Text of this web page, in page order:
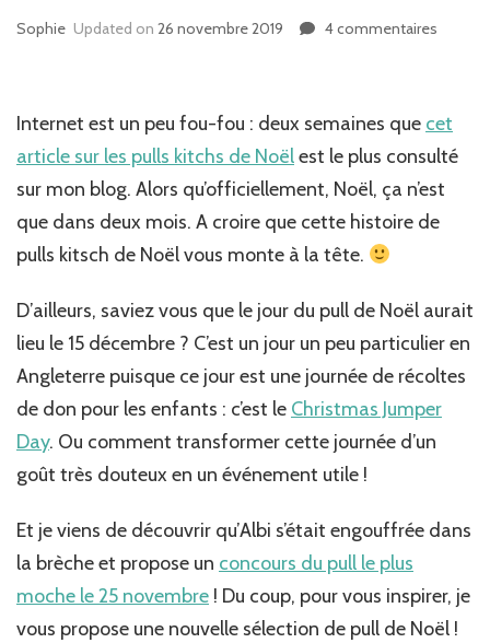
Sophie Updated on 26 novembre 2019 4 commentaires
moche
de
noël
:
bonnes
Internet est un peu fou-fou : deux semaines que cet
article sur les pulls kitchs de Noëlest le plus consulté
sur mon blog. Alors qu’officiellement, Noël, ça n’est
que dans deux mois. A croire que cette histoire de
pulls kitsch de Noël vous monte à la tête.
D’ailleurs, saviez vous que le jour du pull de Noël aurait
lieu le 15 décembre ? C’est un jour un peu particulier en
Angleterre puisque ce jour est une journée de récoltes
de don pour les enfants : c’est le Christmas Jumper
Day. Ou comment transformer cette journée d’un
goût très douteux en un événement utile !
Et je viens de découvrir qu’Albi s’était engouffrée dans
la brèche et propose un concours du pull le plus
moche le 25 novembre ! Du coup, pour vous inspirer, je
vous propose une nouvelle sélection de pull de Noël !